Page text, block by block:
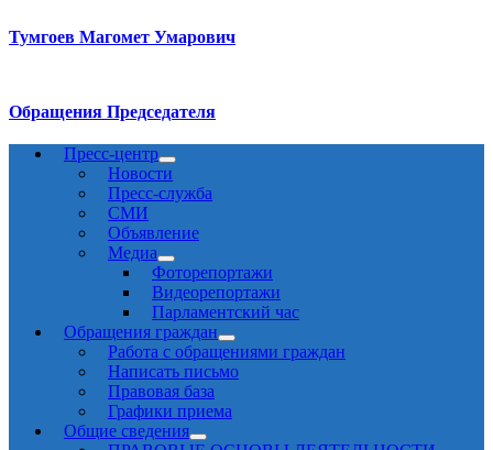
Тумгоев Магомет Умарович
Обращения Председателя
Пресс-центр
Новости
Пресс-служба
СМИ
Объявление
Медиа
Фоторепортажи
Видеорепортажи
Парламентский час
Обращения граждан
Работа с обращениями граждан
Написать письмо
Правовая база
Графики приема
Общие сведения